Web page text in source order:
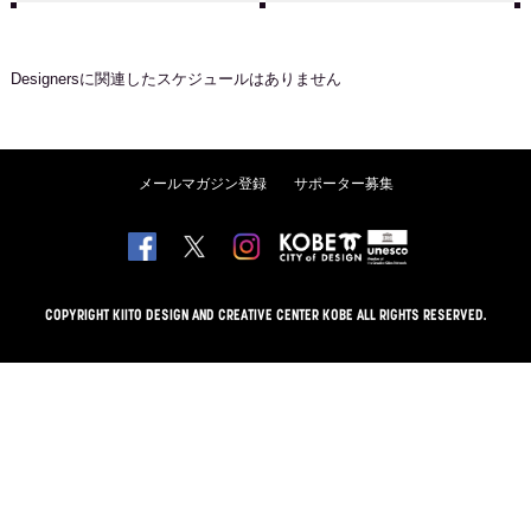
Designersに関連したスケジュールはありません
メールマガジン登録 サポーター募集
COPYRIGHT KIITO DESIGN AND CREATIVE CENTER KOBE ALL RIGHTS RESERVED.